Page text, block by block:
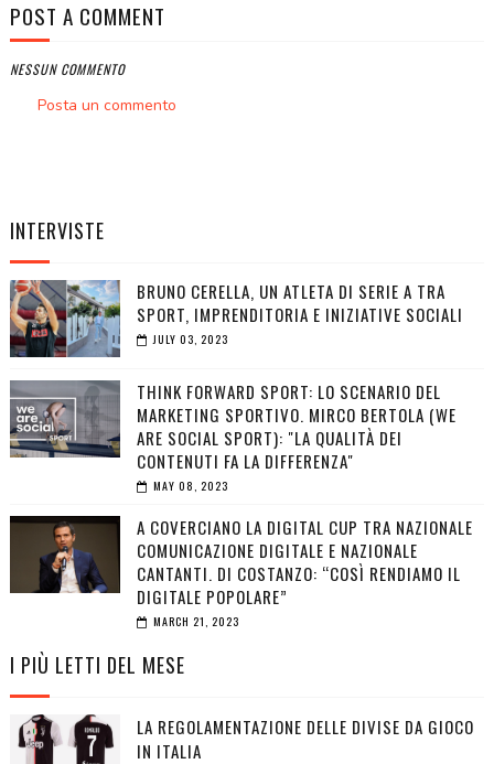
POST A COMMENT
NESSUN COMMENTO
Posta un commento
INTERVISTE
BRUNO CERELLA, UN ATLETA DI SERIE A TRA
SPORT, IMPRENDITORIA E INIZIATIVE SOCIALI
JULY 03, 2023
THINK FORWARD SPORT: LO SCENARIO DEL
MARKETING SPORTIVO. MIRCO BERTOLA (WE
ARE SOCIAL SPORT): "LA QUALITÀ DEI
CONTENUTI FA LA DIFFERENZA"
MAY 08, 2023
A COVERCIANO LA DIGITAL CUP TRA NAZIONALE
COMUNICAZIONE DIGITALE E NAZIONALE
CANTANTI. DI COSTANZO: “COSÌ RENDIAMO IL
DIGITALE POPOLARE”
MARCH 21, 2023
I PIÙ LETTI DEL MESE
LA REGOLAMENTAZIONE DELLE DIVISE DA GIOCO
IN ITALIA